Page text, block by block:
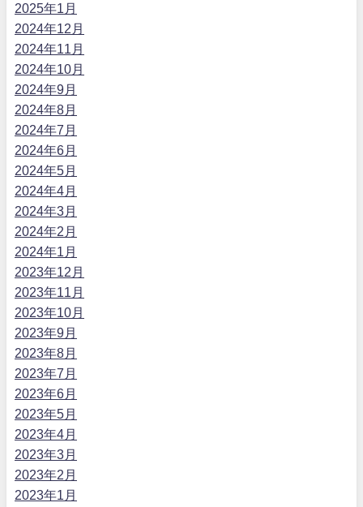
2025年1月
2024年12月
2024年11月
2024年10月
2024年9月
2024年8月
2024年7月
2024年6月
2024年5月
2024年4月
2024年3月
2024年2月
2024年1月
2023年12月
2023年11月
2023年10月
2023年9月
2023年8月
2023年7月
2023年6月
2023年5月
2023年4月
2023年3月
2023年2月
2023年1月